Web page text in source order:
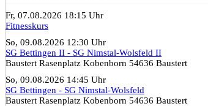
Fr, 07.08.2026 18:15 Uhr
Fitnesskurs
So, 09.08.2026 12:30 Uhr
SG Bettingen II - SG Nimstal-Wolsfeld II
Baustert Rasenplatz Kobenborn 54636 Baustert
So, 09.08.2026 14:45 Uhr
SG Bettingen - SG Nimstal-Wolsfeld
Baustert Rasenplatz Kobenborn 54636 Baustert